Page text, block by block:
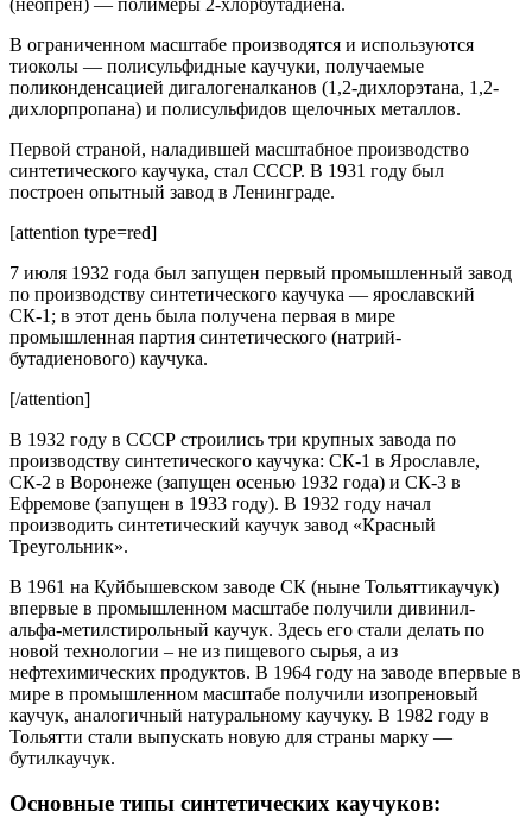
В ограниченном масштабе производятся и используются
тиоколы — полисульфидные каучуки, получаемые
поликонденсацией дигалогеналканов (1,2-дихлорэтана, 1,2-
дихлорпропана) и полисульфидов щелочных металлов.
Первой страной, наладившей масштабное производство
синтетического каучука, стал СССР. В 1931 году был
построен опытный завод в Ленинграде.
[attention type=red]
7 июля 1932 года был запущен первый промышленный завод
по производству синтетического каучука — ярославский
СК-1; в этот день была получена первая в мире
промышленная партия синтетического (натрий-
бутадиенового) каучука.
[/attention]
В 1932 году в СССР строились три крупных завода по
производству синтетического каучука: СК-1 в Ярославле,
СК-2 в Воронеже (запущен осенью 1932 года) и СК-3 в
Ефремове (запущен в 1933 году). В 1932 году начал
производить синтетический каучук завод «Красный
Треугольник».
В 1961 на Куйбышевском заводе СК (ныне Тольяттикаучук)
впервые в промышленном масштабе получили дивинил-
альфа-метилстирольный каучук. Здесь его стали делать по
новой технологии – не из пищевого сырья, а из
нефтехимических продуктов. В 1964 году на заводе впервые в
мире в промышленном масштабе получили изопреновый
каучук, аналогичный натуральному каучуку. В 1982 году в
Тольятти стали выпускать новую для страны марку —
бутилкаучук.
Основные типы синтетических каучуков: